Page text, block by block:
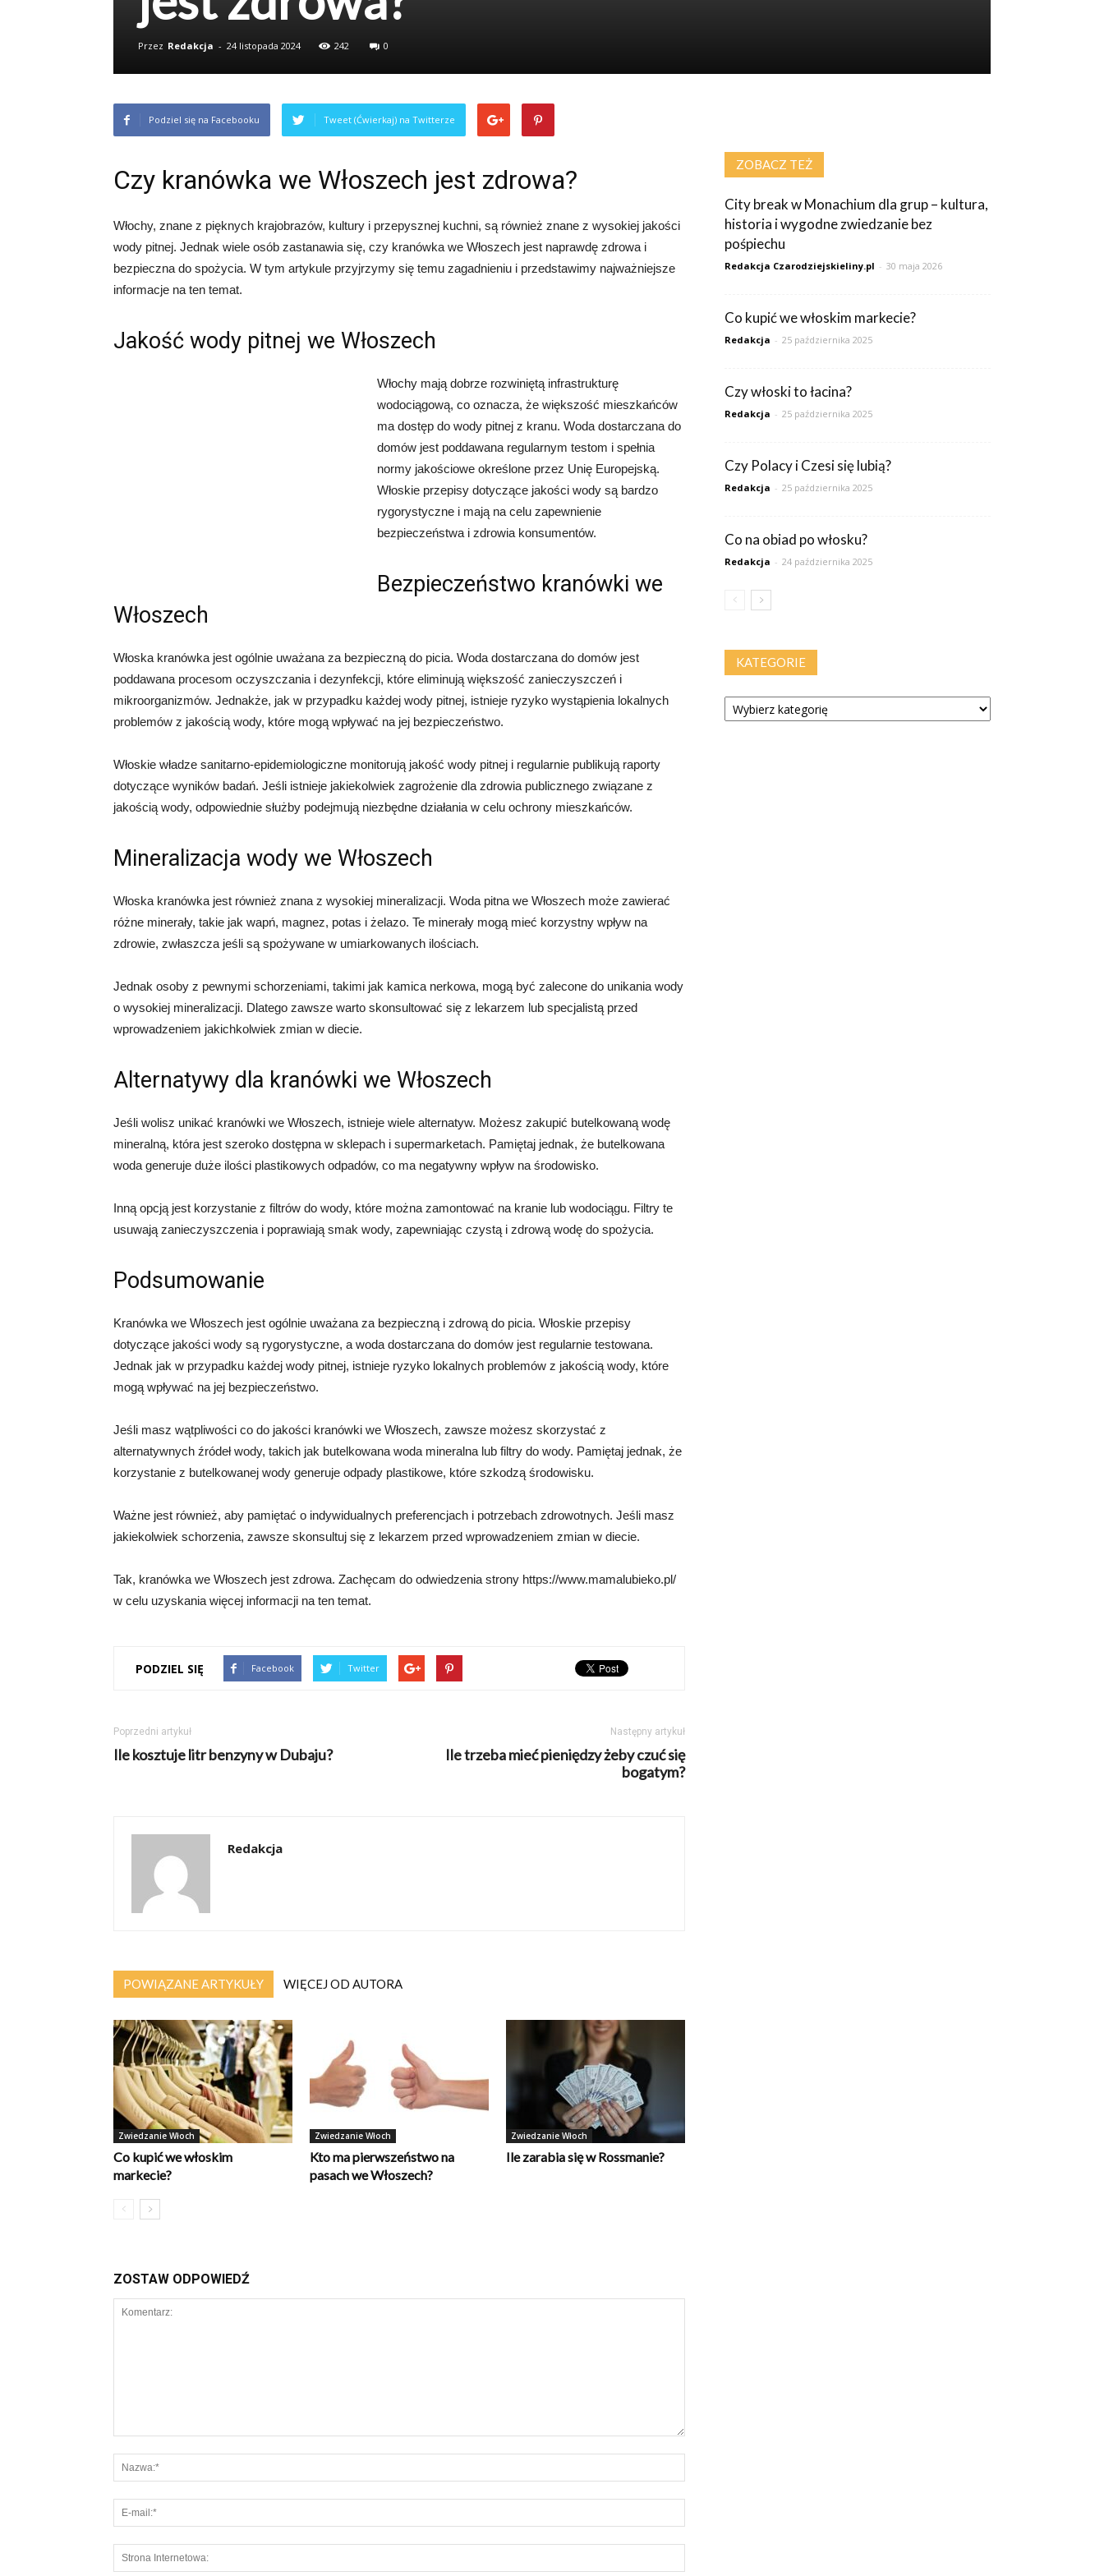
Przez Redakcja - 24 listopada 2024 242 0
Podziel się na Facebooku Tweet (Ćwierkaj) na Twitterze
Czy kranówka we Włoszech jest zdrowa?
Włochy, znane z pięknych krajobrazów, kultury i przepysznej kuchni, są również znane z wysokiej jakości
wody pitnej. Jednak wiele osób zastanawia się, czy kranówka we Włoszech jest naprawdę zdrowa i
bezpieczna do spożycia. W tym artykule przyjrzymy się temu zagadnieniu i przedstawimy najważniejsze
informacje na ten temat.
Jakość wody pitnej we Włoszech
Włochy mają dobrze rozwiniętą infrastrukturę
wodociągową, co oznacza, że większość mieszkańców
ma dostęp do wody pitnej z kranu. Woda dostarczana do
domów jest poddawana regularnym testom i spełnia
normy jakościowe określone przez Unię Europejską.
Włoskie przepisy dotyczące jakości wody są bardzo
rygorystyczne i mają na celu zapewnienie
bezpieczeństwa i zdrowia konsumentów.
Bezpieczeństwo kranówki we
Włoszech
Włoska kranówka jest ogólnie uważana za bezpieczną do picia. Woda dostarczana do domów jest
poddawana procesom oczyszczania i dezynfekcji, które eliminują większość zanieczyszczeń i
mikroorganizmów. Jednakże, jak w przypadku każdej wody pitnej, istnieje ryzyko wystąpienia lokalnych
problemów z jakością wody, które mogą wpływać na jej bezpieczeństwo.
Włoskie władze sanitarno-epidemiologiczne monitorują jakość wody pitnej i regularnie publikują raporty
dotyczące wyników badań. Jeśli istnieje jakiekolwiek zagrożenie dla zdrowia publicznego związane z
jakością wody, odpowiednie służby podejmują niezbędne działania w celu ochrony mieszkańców.
Mineralizacja wody we Włoszech
Włoska kranówka jest również znana z wysokiej mineralizacji. Woda pitna we Włoszech może zawierać
różne minerały, takie jak wapń, magnez, potas i żelazo. Te minerały mogą mieć korzystny wpływ na
zdrowie, zwłaszcza jeśli są spożywane w umiarkowanych ilościach.
Jednak osoby z pewnymi schorzeniami, takimi jak kamica nerkowa, mogą być zalecone do unikania wody
o wysokiej mineralizacji. Dlatego zawsze warto skonsultować się z lekarzem lub specjalistą przed
wprowadzeniem jakichkolwiek zmian w diecie.
Alternatywy dla kranówki we Włoszech
Jeśli wolisz unikać kranówki we Włoszech, istnieje wiele alternatyw. Możesz zakupić butelkowaną wodę
mineralną, która jest szeroko dostępna w sklepach i supermarketach. Pamiętaj jednak, że butelkowana
woda generuje duże ilości plastikowych odpadów, co ma negatywny wpływ na środowisko.
Inną opcją jest korzystanie z filtrów do wody, które można zamontować na kranie lub wodociągu. Filtry te
usuwają zanieczyszczenia i poprawiają smak wody, zapewniając czystą i zdrową wodę do spożycia.
Podsumowanie
Kranówka we Włoszech jest ogólnie uważana za bezpieczną i zdrową do picia. Włoskie przepisy
dotyczące jakości wody są rygorystyczne, a woda dostarczana do domów jest regularnie testowana.
Jednak jak w przypadku każdej wody pitnej, istnieje ryzyko lokalnych problemów z jakością wody, które
mogą wpływać na jej bezpieczeństwo.
Jeśli masz wątpliwości co do jakości kranówki we Włoszech, zawsze możesz skorzystać z
alternatywnych źródeł wody, takich jak butelkowana woda mineralna lub filtry do wody. Pamiętaj jednak, że
korzystanie z butelkowanej wody generuje odpady plastikowe, które szkodzą środowisku.
Ważne jest również, aby pamiętać o indywidualnych preferencjach i potrzebach zdrowotnych. Jeśli masz
jakiekolwiek schorzenia, zawsze skonsultuj się z lekarzem przed wprowadzeniem zmian w diecie.
Tak, kranówka we Włoszech jest zdrowa. Zachęcam do odwiedzenia strony https://www.mamalubieko.pl/
w celu uzyskania więcej informacji na ten temat.
PODZIEL SIĘ Facebook Twitter
Poprzedni artykuł
Ile kosztuje litr benzyny w Dubaju?
Następny artykuł
Ile trzeba mieć pieniędzy żeby czuć się
bogatym?
Redakcja
POWIĄZANE ARTYKUŁY WIĘCEJ OD AUTORA
Zwiedzanie Włoch
Co kupić we włoskim
markecie?
Zwiedzanie Włoch
Kto ma pierwszeństwo na
pasach we Włoszech?
Zwiedzanie Włoch
Ile zarabia się w Rossmanie?
ZOSTAW ODPOWIEDŹ
ZOBACZ TEŻ
City break w Monachium dla grup – kultura,
historia i wygodne zwiedzanie bez
pośpiechu
Redakcja Czarodziejskieliny.pl - 30 maja 2026
Co kupić we włoskim markecie?
Redakcja - 25 października 2025
Czy włoski to łacina?
Redakcja - 25 października 2025
Czy Polacy i Czesi się lubią?
Redakcja - 25 października 2025
Co na obiad po włosku?
Redakcja - 24 października 2025
KATEGORIE
Kategorie